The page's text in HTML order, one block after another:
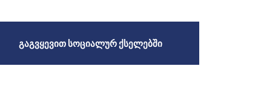
ᲒᲐᲒᲕᲧᲔᲕᲘᲗ ᲡᲝᲪᲘᲐᲚᲣᲠ ᲥᲡᲔᲚᲔᲑᲨᲘ